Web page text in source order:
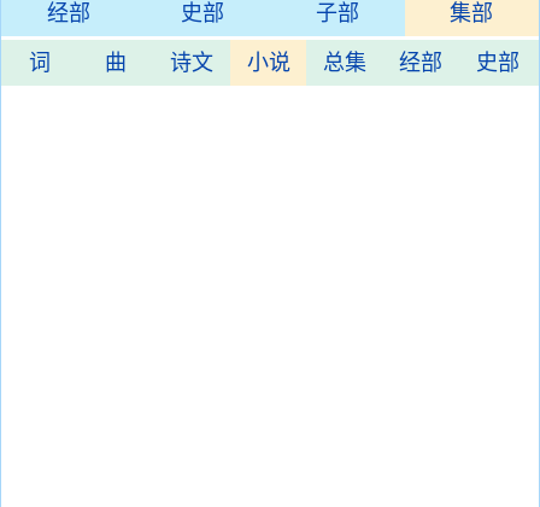
经部 史部 子部 集部
词 曲 诗文 小说 总集 经部 史部